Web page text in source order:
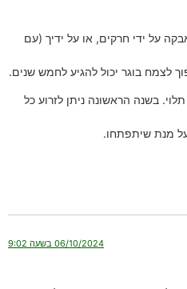
על ידי חרקים, או על ידיך (עם
לצמח בוגר יכול להגיע לחמש שנים.
בשנה הראשונה ניתן לזרוע כל
מנת שיתפתחו.
06/10/2024 בשעה 9:02